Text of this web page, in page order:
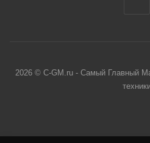
2026 © C-GM.ru - Самый Главный